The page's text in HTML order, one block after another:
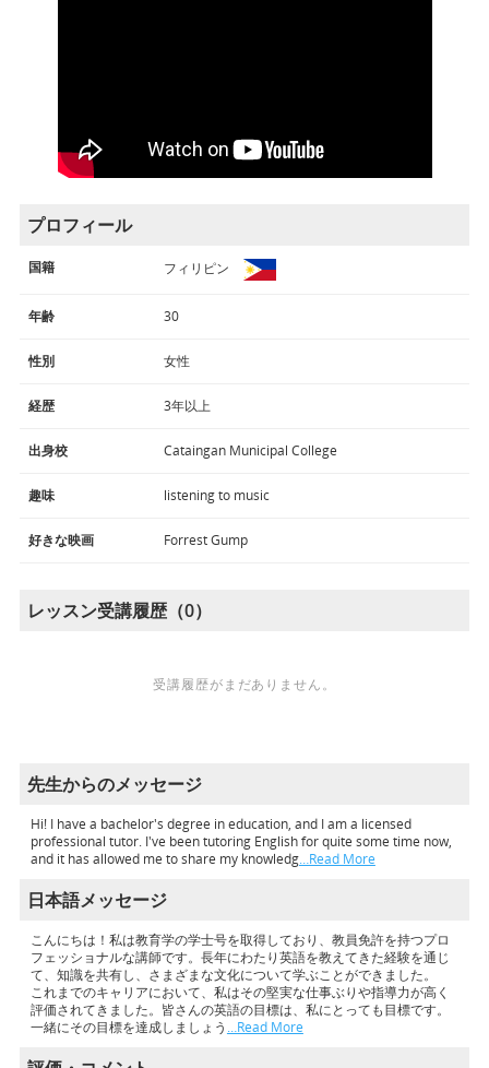
プロフィール
国籍 フィリピン
年齢 30
性別 女性
経歴 3年以上
出身校 Cataingan Municipal College
趣味 listening to music
好きな映画 Forrest Gump
レッスン受講履歴（0）
受講履歴がまだありません。
先生からのメッセージ
Hi! I have a bachelor's degree in education, and I am a licensed
professional tutor. I've been tutoring English for quite some time now,
and it has allowed me to share my knowledg…Read More
日本語メッセージ
こんにちは！私は教育学の学士号を取得しており、教員免許を持つプロ
フェッショナルな講師です。長年にわたり英語を教えてきた経験を通じ
て、知識を共有し、さまざまな文化について学ぶことができました。
これまでのキャリアにおいて、私はその堅実な仕事ぶりや指導力が高く
評価されてきました。皆さんの英語の目標は、私にとっても目標です。
一緒にその目標を達成しましょう …Read More